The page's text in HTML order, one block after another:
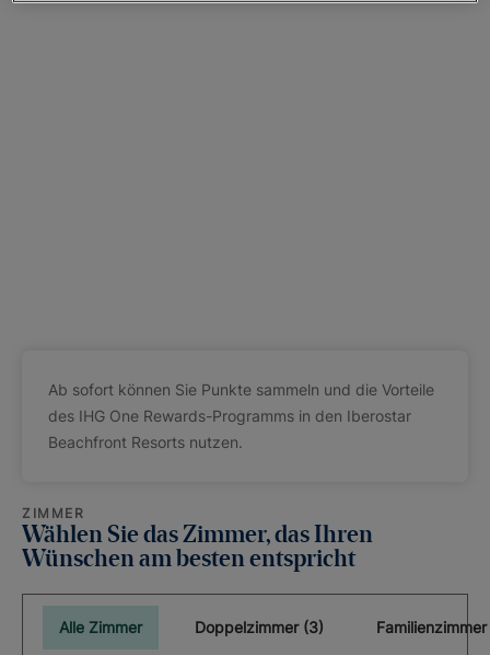
Ab sofort können Sie Punkte sammeln und die Vorteile
des IHG One Rewards-Programms in den Iberostar
Beachfront Resorts nutzen.
ZIMMER
Wählen Sie das Zimmer, das Ihren
Wünschen am besten entspricht
Alle Zimmer Doppelzimmer (3)